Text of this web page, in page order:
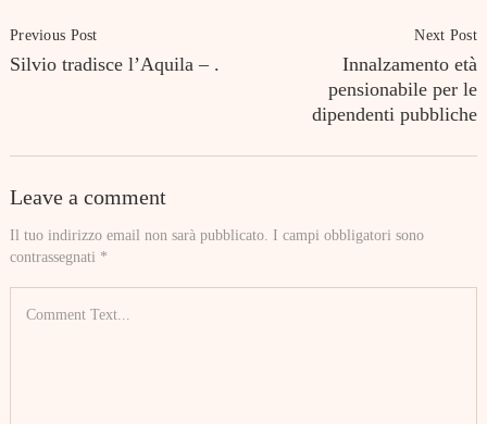
Navigation
Previous Post
Silvio tradisce l’Aquila – .
Next Post
Innalzamento età
pensionabile per le
dipendenti pubbliche
Leave a comment
Il tuo indirizzo email non sarà pubblicato. I campi obbligatori sono
contrassegnati *